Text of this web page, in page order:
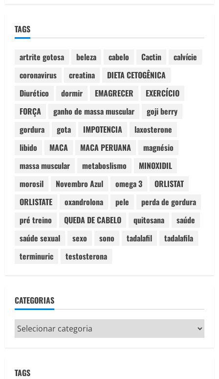
TAGS
artrite gotosa beleza cabelo Cactin
calvície
coronavirus
creatina
DIETA CETOGÊNICA
Diurético
dormir EMAGRECER
EXERCÍCIO
FORÇA
ganho de massa muscular
goji berry
gordura
gota IMPOTENCIA
laxosterone
libido
MACA MACA PERUANA
magnésio
massa muscular
metaboslismo
MINOXIDIL
morosil
Novembro Azul omega 3
ORLISTAT
ORLISTATE
oxandrolona pele
perda de gordura
pré treino
QUEDA DE CABELO quitosana
saúde
saúde sexual
sexo sono tadalafil
tadalafila
terminuric
testosterona
CATEGORIAS
Categorias
TAGS